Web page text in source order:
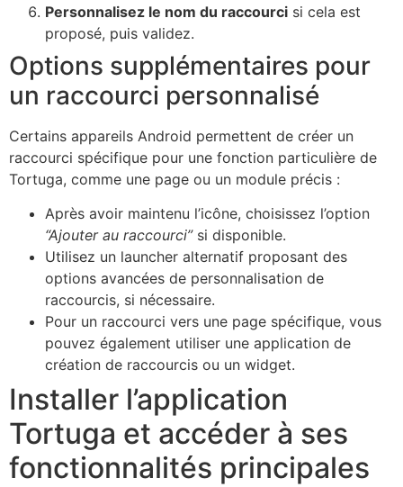
Personnalisez le nom du raccourci si cela est
proposé, puis validez.
Options supplémentaires pour
un raccourci personnalisé
Certains appareils Android permettent de créer un
raccourci spécifique pour une fonction particulière de
Tortuga, comme une page ou un module précis :
Après avoir maintenu l’icône, choisissez l’option
“Ajouter au raccourci”si disponible.
Utilisez un launcher alternatif proposant des
options avancées de personnalisation de
raccourcis, si nécessaire.
Pour un raccourci vers une page spécifique, vous
pouvez également utiliser une application de
création de raccourcis ou un widget.
Installer l’application
Tortuga et accéder à ses
fonctionnalités principales